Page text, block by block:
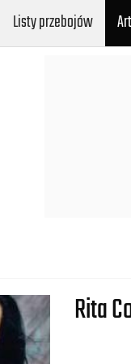
Listy przebojów
Rita